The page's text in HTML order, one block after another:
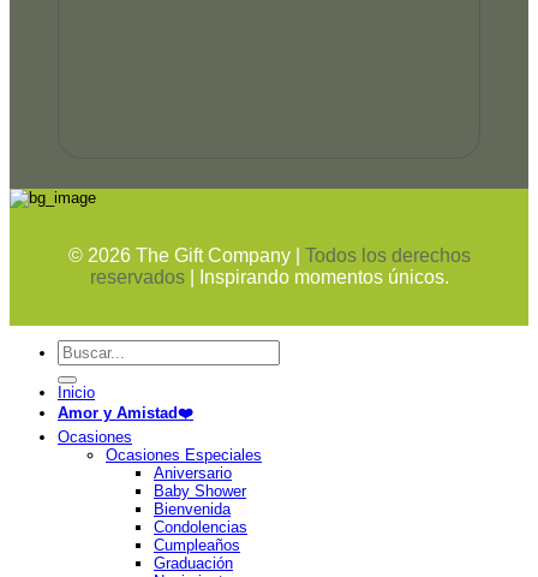
© 2026The Gift Company | Todos los derechos
reservados
| Inspirando momentos únicos.
Buscar
por:
Inicio
Amor y Amistad❤️
Ocasiones
Ocasiones Especiales
Aniversario
Baby Shower
Bienvenida
Condolencias
Cumpleaños
Graduación